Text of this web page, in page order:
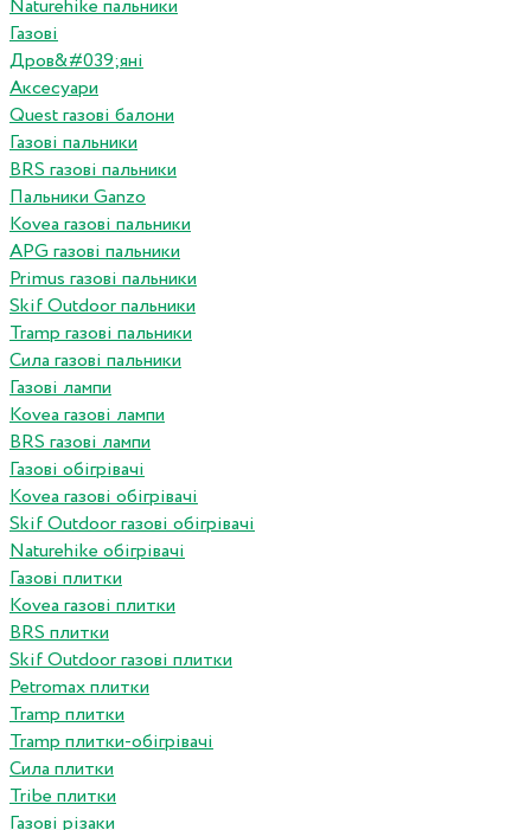
Naturehike пальники
Газові
Дров&#039;яні
Аксесуари
Quest газові балони
Газові пальники
BRS газові пальники
Пальники Ganzo
Kovea газові пальники
APG газові пальники
Primus газові пальники
Skif Outdoor пальники
Tramp газові пальники
Сила газові пальники
Газові лампи
Kovea газові лампи
BRS газові лампи
Газові обігрівачі
Kovea газові обігрівачі
Skif Outdoor газові обігрівачі
Naturehike обігрівачі
Газові плитки
Kovea газові плитки
BRS плитки
Skif Outdoor газові плитки
Petromax плитки
Tramp плитки
Tramp плитки-обігрівачі
Сила плитки
Tribe плитки
Газові різаки